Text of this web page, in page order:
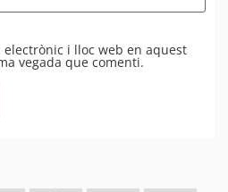
i lloc web en aquest
vegada que comenti.